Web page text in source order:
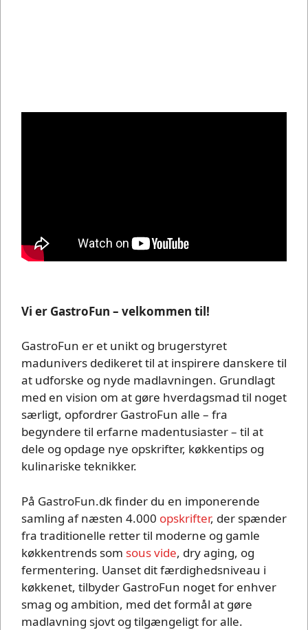
Vi er GastroFun – velkommen til!
GastroFun er et unikt og brugerstyret
madunivers dedikeret til at inspirere danskere til
at udforske og nyde madlavningen. Grundlagt
med en vision om at gøre hverdagsmad til noget
særligt, opfordrer GastroFun alle – fra
begyndere til erfarne madentusiaster – til at
dele og opdage nye opskrifter, køkkentips og
kulinariske teknikker.
På GastroFun.dk finder du en imponerende
samling af næsten 4.000 opskrifter, der spænder
fra traditionelle retter til moderne og gamle
køkkentrends som sous vide, dry aging, og
fermentering. Uanset dit færdighedsniveau i
køkkenet, tilbyder GastroFun noget for enhver
smag og ambition, med det formål at gøre
madlavning sjovt og tilgængeligt for alle.